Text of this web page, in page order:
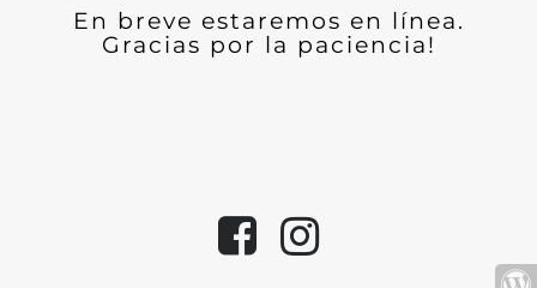
En breve estaremos en línea.
Gracias por la paciencia!